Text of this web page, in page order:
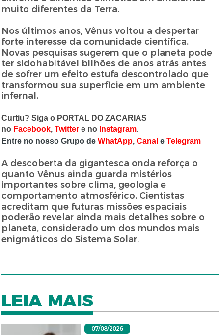
muito diferentes da Terra.
Nos últimos anos, Vênus voltou a despertar
forte interesse da comunidade científica.
Novas pesquisas sugerem que o planeta pode
ter sidohabitável bilhões de anos atrás antes
de sofrer um efeito estufa descontrolado que
transformou sua superfície em um ambiente
infernal.
Curtiu? Siga o PORTAL DO ZACARIAS
no Facebook,Twitter e no Instagram.
Entre no nosso Grupo deWhatApp,Canal eTelegram
A descoberta da gigantesca onda reforça o
quanto Vênus ainda guarda mistérios
importantes sobre clima, geologia e
comportamento atmosférico. Cientistas
acreditam que futuras missões espaciais
poderão revelar ainda mais detalhes sobre o
planeta, considerado um dos mundos mais
enigmáticos do Sistema Solar.
LEIA MAIS
07/08/2026